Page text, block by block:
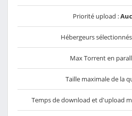
Priorité upload :
Hébergeurs
Max Torrent en
Taille maximale de la
Temps de download et d'upload